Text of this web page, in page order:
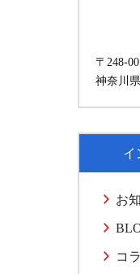
〒248-
神奈川
イ
お
コ